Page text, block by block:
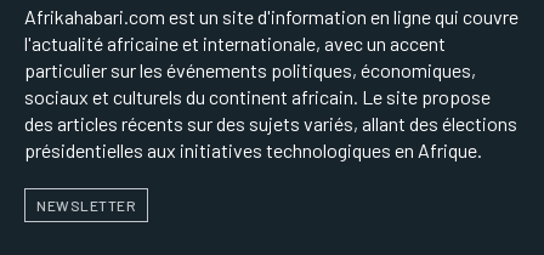
Afrikahabari.com est un site d'information en ligne qui couvre
l'actualité africaine et internationale, avec un accent
particulier sur les événements politiques, économiques,
sociaux et culturels du continent africain. Le site propose
des articles récents sur des sujets variés, allant des élections
présidentielles aux initiatives technologiques en Afrique.
NEWSLETTER